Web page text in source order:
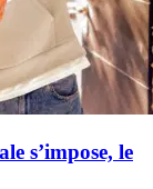
s’impose, le